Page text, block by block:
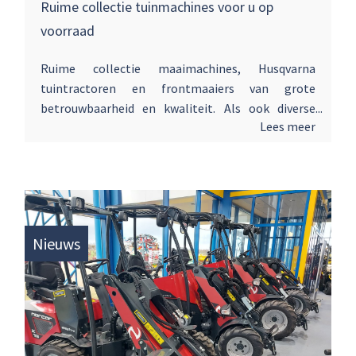
Ruime collectie tuinmachines voor u op
voorraad
Ruime collectie maaimachines, Husqvarna
tuintractoren en frontmaaiers van grote
betrouwbaarheid en kwaliteit. Als ook diverse
modellen EGO zitmaaier. Accu aangedreven zowel
zijn, kom dan gerust kijken voor advies en welke
machine het best bij u past!
Lees meer
Nieuws